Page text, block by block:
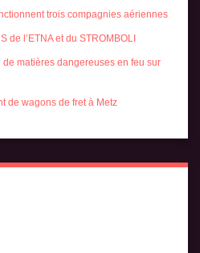
trois compagnies aériennes
de l’ETNA et du STROMBOLI
matières dangereuses en feu sur
de wagons de fret à Metz